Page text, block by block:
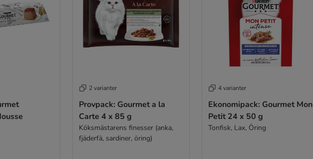
2 varianter
Provpack: Gourmet a la
Carte 4 x 85 g
Köksmästarens finesser (anka,
fjäderfä, sardiner, öring)
4 varianter
Ekonomipack: Gourmet Mon
Petit 24 x 50 g
Tonfisk, Lax, Öring